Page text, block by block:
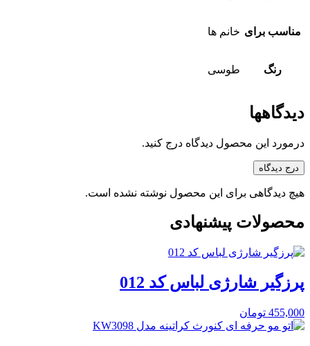
مناسب برای خانم ها
رنگ طوسی
دیدگاهها
درمورد این محصول دیدگاه درج کنید.
درج دیدگاه
هیچ دیدگاهی برای این محصول نوشته نشده است.
محصولات پیشنهادی
پرزگیر شارژی لباس کد 012
455,000 تومان